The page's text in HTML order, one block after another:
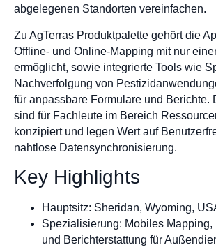
abgelegenen Standorten vereinfachen.
Zu AgTerras Produktpalette gehört die
Offline- und Online-Mapping mit nur
ermöglicht, sowie integrierte Tools wie
Nachverfolgung von
für anpassbare Formulare und Berichte.
sind für Fachleute im Bereich
konzipiert und legen Wert auf
nahtlose Datensynchronisierung.
Key Highlights
Hauptsitz: Sheridan, Wyoming,
Spezialisierung: Mobiles Mapping,
und Berichterstattung für